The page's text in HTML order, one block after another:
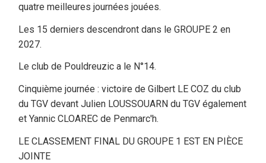
quatre meilleures journées jouées.
Les 15 derniers descendront dans le GROUPE 2 en
2027.
Le club de Pouldreuzic a le N°14.
Cinquième journée : victoire de Gilbert LE COZ du club
du TGV devant Julien LOUSSOUARN du TGV également
et Yannic CLOAREC de Penmarc'h.
LE CLASSEMENT FINAL DU GROUPE 1 EST EN PIÈCE
JOINTE